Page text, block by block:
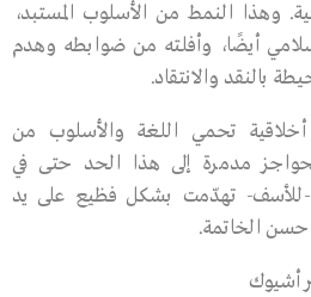
وهذا النمط من الأسلوب المستبد،
أيضًا، وأفلته من ضوابطه وهدم
بالنقد والانتقاد.
تحمي اللغة والأسلوب من
مدمرة إلى هذا الحد حتى في
-للأسف- تهدّمت بشكل فظيع على يد
حسن الخاتمة.
أشيوك